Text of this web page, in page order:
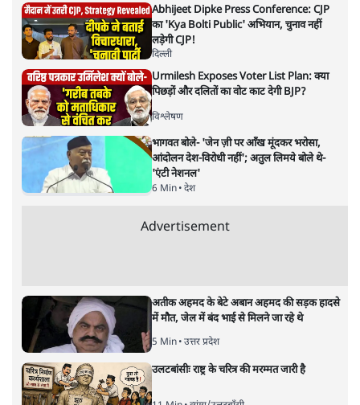
पवन उप्रेतीकी और स्टोरी पढ़ें
सबरीमला : भेदभाव,आस्था,मान्यताएँ
या पुरुषवादी सोच, सच क्या है?
17 NOV, 2019
ईश्वर के दरबार में सबको हाज़िर होने का मौका क्यों नहीं देना चाहता
वह केरल, जो अपनी बौद्धिकता के लिए पूरे देश में मशहूर है? आखिर